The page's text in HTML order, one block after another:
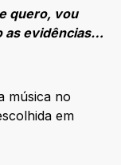
quero, vou
as evidências…
música no
em